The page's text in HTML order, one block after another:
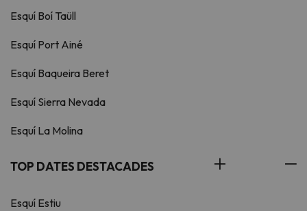
Esquí Boí Taüll
Esquí Port Ainé
Esquí Baqueira Beret
Esquí Sierra Nevada
Esquí La Molina
TOP DATES DESTACADES
Esquí Estiu